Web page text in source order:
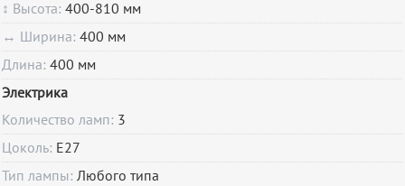
↕ Высота:400-810 мм
↔ Ширина:400 мм
Длина:400 мм
Электрика
Количество ламп: 3
Цоколь: E27
Тип лампы:Любого типа